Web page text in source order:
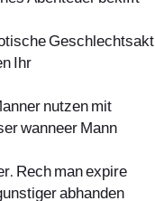
Geschlechtsakt
Ihr
nutzen mit
wanneer Mann
Rech man expire
abhanden